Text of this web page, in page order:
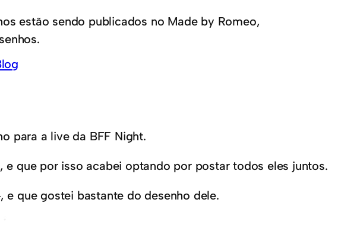
estão sendo publicados no Made by Romeo,
para a live da BFF Night.
que por isso acabei optando por postar todos eles juntos.
, e que gostei bastante do desenho dele.